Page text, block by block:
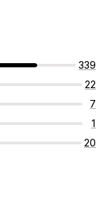
339
22
7
1
20